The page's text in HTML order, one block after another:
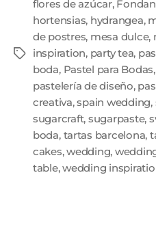
flores de azúcar,
hortensias, hydrangea,
de postres, mesa dulce,
inspiration, party tea,
boda, Pastel para Bodas,
pastelería de diseño,
creativa,spain wedding,
sugarcraft, sugarpaste,
boda, tartas barcelona,
cakes,wedding,
table,wedding